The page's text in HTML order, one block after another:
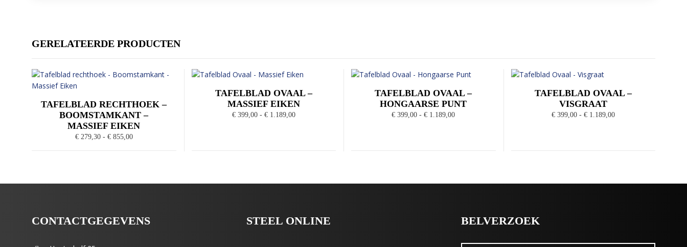
GERELATEERDE PRODUCTEN
TAFELBLAD RECHTHOEK –
BOOMSTAMKANT –
MASSIEF EIKEN
€279,30 - €855,00Prijsklasse:
TAFELBLAD OVAAL –
MASSIEF EIKEN
€399,00 - €1.189,00Prijsklasse:
TAFELBLAD OVAAL –
HONGAARSE PUNT
€ 399,00 - € 1.189,00Prijsklasse:
TAFELBLAD OVAAL –
VISGRAAT
€399,00 - €1.189,00Prijsklasse:
CONTACTGEGEVENS STEEL ONLINE BELVERZOEK